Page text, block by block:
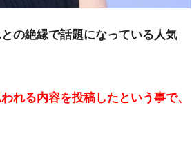
の絶縁で話題になっている人気
れる内容を投稿したという事で、